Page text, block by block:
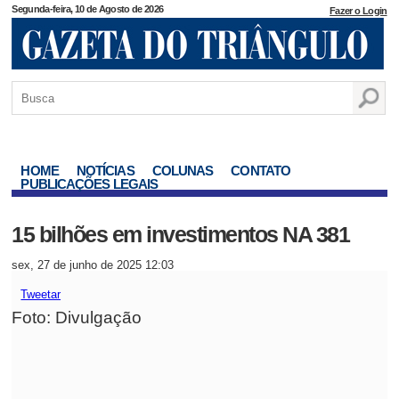
Segunda-feira, 10 de Agosto de 2026 Fazer o Login
HOME NOTÍCIAS COLUNAS
CONTATO
PUBLICAÇÕES LEGAIS
15 bilhões em investimentos NA 381
sex, 27 de junho de 2025 12:03
Tweetar
Foto: Divulgação